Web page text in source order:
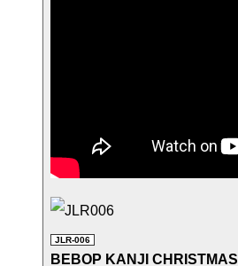
JLR-006
BEBOP KANJI CHRISTMAS